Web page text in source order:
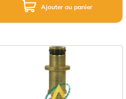
Ajouter au panier